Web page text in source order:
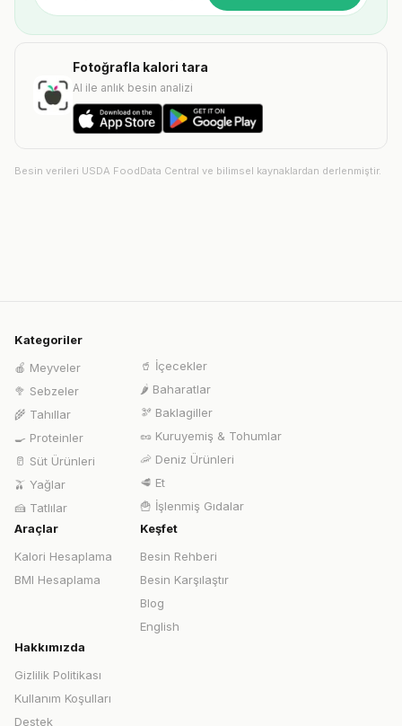
Fotoğrafla kalori tara
AI ile anlık besin analizi
Besin verileri USDA FoodData Central ve bilimsel kaynaklardan derlenmiştir.
Kategoriler
🍎 Meyveler
🥦 Sebzeler
🌾 Tahıllar
🍳 Proteinler
🥛 Süt Ürünleri
🫒 Yağlar
🍰 Tatlılar
🥤 İçecekler
🌶️ Baharatlar
🫘 Baklagiller
🥜 Kuruyemiş & Tohumlar
🦐 Deniz Ürünleri
🥩 Et
🍟 İşlenmiş Gıdalar
Araçlar
Kalori Hesaplama
BMI Hesaplama
Keşfet
Besin Rehberi
Besin Karşılaştır
Blog
English
Hakkımızda
Gizlilik Politikası
Kullanım Koşulları
Destek